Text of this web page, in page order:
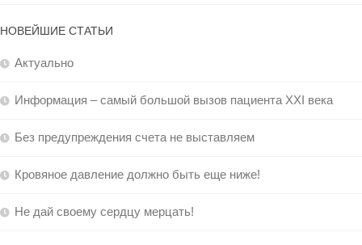
НОВЕЙШИЕ СТАТЬИ
Актуально
Информация – самый большой вызов пациента XXI века
Без предупреждения счета не выставляем
Кровяное давление должно быть еще ниже!
Не дай своему сердцу мерцать!